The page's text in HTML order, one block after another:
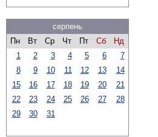
серпень
Пн
Вт Ср Чт Пт Сб
Нд
1
2 3 4 5 6
7
8
9 10 11 12 13
14
15
16 17 18 19 20
21
22
23 24 25 26 27
28
29
30 31